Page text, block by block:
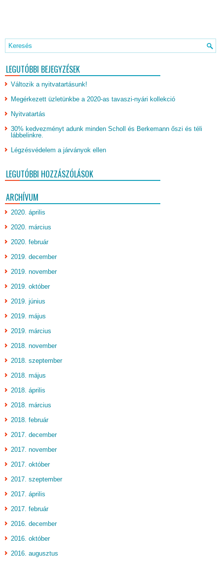
LEGUTÓBBI BEJEGYZÉSEK
Változik a nyitvatartásunk!
Megérkezett üzletünkbe a 2020-as tavaszi-nyári kollekció
Nyitvatartás
30% kedvezményt adunk minden Scholl és Berkemann őszi és téli
lábbelinkre.
Légzésvédelem a járványok ellen
LEGUTÓBBI HOZZÁSZÓLÁSOK
ARCHÍVUM
2020. április
2020. március
2020. február
2019. december
2019. november
2019. október
2019. június
2019. május
2019. március
2018. november
2018. szeptember
2018. május
2018. április
2018. március
2018. február
2017. december
2017. november
2017. október
2017. szeptember
2017. április
2017. február
2016. december
2016. október
2016. augusztus